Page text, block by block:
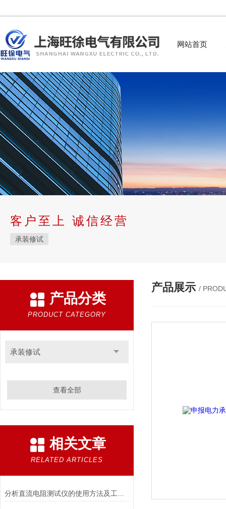
网站首页
客户至上 诚信经营
承装修试
产品分类
PRODUCT CATEGORY
承装修试
查看全部
相关文章
RELATED ARTICLES
产品展示 /